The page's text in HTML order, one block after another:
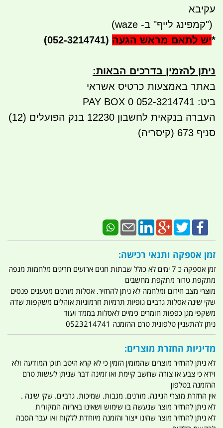
עקיבא
")קמפינג לייף" ב- waze)
*יש לתאם מראש הגעה (052-3214741)
ניתן להזמין בדרכים הבאות:
באתר באמצעות כרטיס אשראי
ביט: 052-3214741 PAY BOX 0
העברה בנקאית לחשבון 12230
בנק הפועלים (12)
סניף 673 (קיסריה)
זמן אספקה ותנאי רכישה:
זמן אספקה כ 7 ימים לא כולל שבתות חגים ארועים חריגים מלחמות מגפה
מתקפת טרור מתקפת מחשבים
מוצרי מצב חירום ומלחמה לא ניתן להחזיר. אסלות מזרנים מטענים פנסים
שקי שינה אסלות גרביים גופיות תרמיות חרמוניות אוהלים משקפות שדה
משקפי מגן כפפות חומרים כימיים לאסלות בממד ועוד
ניתן להתעניין טלפונית טרם ההזמנה 0523214741
מדיניות החזרת מוצרים:
לא ניתן להחזיר מוצרים שהמזמין הזמין כי לא קרא היטב תוכן המודעה ולא
וידא כי צבע או צורה שחשב קיימת ואו זמינה דבר שניתן לעשות טרם
ההזמנה בטלפון
אין החזרת מוצרי הגיינה. מזרנים. מגבות. שמיכות. גרביים. שקי שינה .
לא ניתן להחזיר מוצר שנעשה בו שימוש ושאינו באריזה המקורית
לא ניתן להחזיר מוצר שהינו ייצור והזמנה מיוחדת ללקוח ואו עבר הסבה